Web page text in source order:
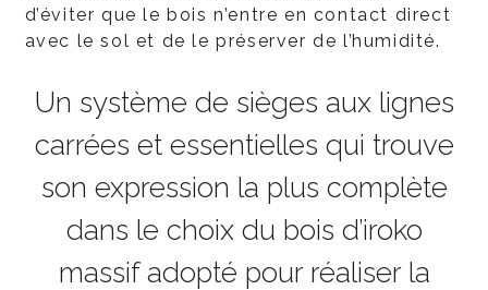
d’éviter que le bois n’entre en contact direct
avec le sol et de le préserver de l’humidité.
Un système de sièges aux lignes
carrées et essentielles qui trouve
son expression la plus complète
dans le choix du bois d’iroko
massif adopté pour réaliser la